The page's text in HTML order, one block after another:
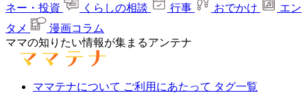
ネー・投資
くらしの相談 行事 おでかけ
エン
タメ
漫画コラム
ママの知りたい情報が集まるアンテナ
ママテナについて ご利用にあたって タグ一覧